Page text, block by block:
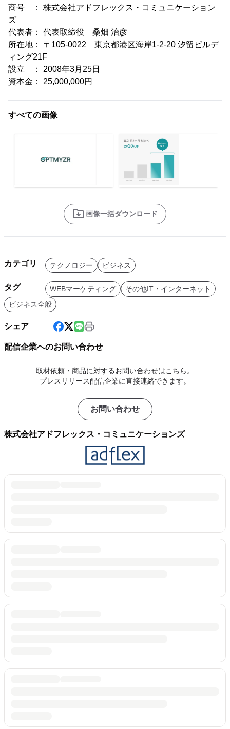
商号 ： 株式会社アドフレックス・コミュニケーション
ズ
代表者： 代表取締役 桑畑 治彦
所在地： 〒105-0022 東京都港区海岸1-2-20 汐留ビルデ
ィング21F
設立 ： 2008年3月25日
資本金： 25,000,000円
すべての画像
画像一括ダウンロード
カテゴリ テクノロジー ビジネス
タグ WEBマーケティング
その他IT・インターネット
ビジネス全般
シェア
配信企業へのお問い合わせ
取材依頼・商品に対するお問い合わせはこちら。
プレスリリース配信企業に直接連絡できます。
お問い合わせ
株式会社アドフレックス・コミュニケーションズ